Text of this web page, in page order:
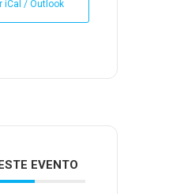
iCal / Outlook
EVENTO